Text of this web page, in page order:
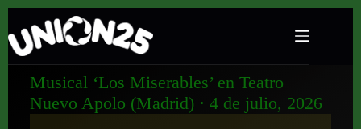
Musical ‘Los Miserables’ en Teatro
Nuevo Apolo (Madrid) · 4 de julio, 2026